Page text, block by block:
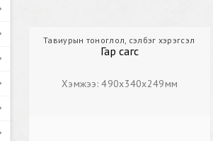
Тавиурын тоноглол, сэлбэг хэрэгсэл
Гар сагс
Хэмжээ: 490х340х249мм